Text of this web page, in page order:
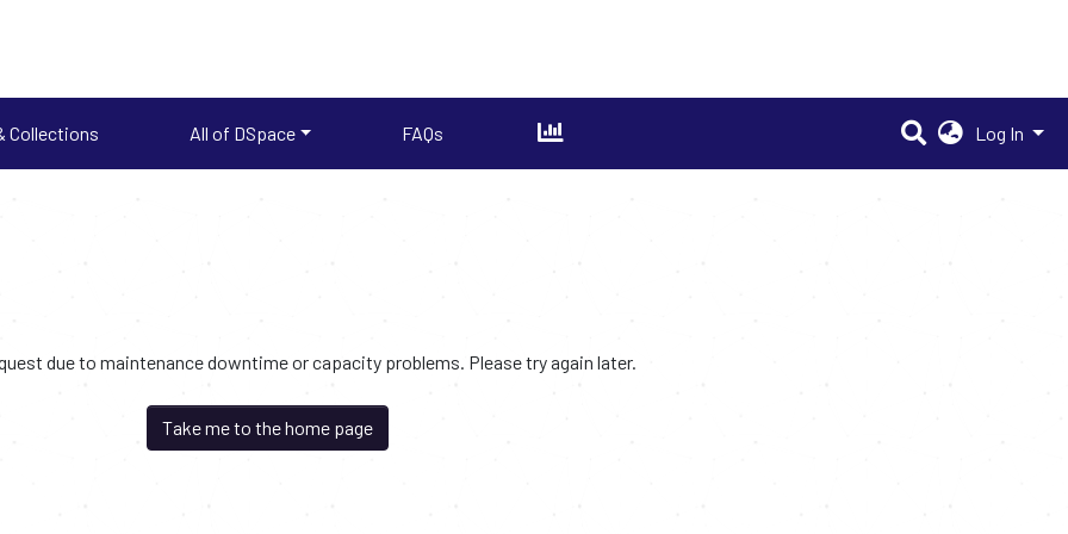
Collections All of DSpace FAQs Log In
due to maintenance downtime or capacity problems. Please try again later.
Take me to the home page